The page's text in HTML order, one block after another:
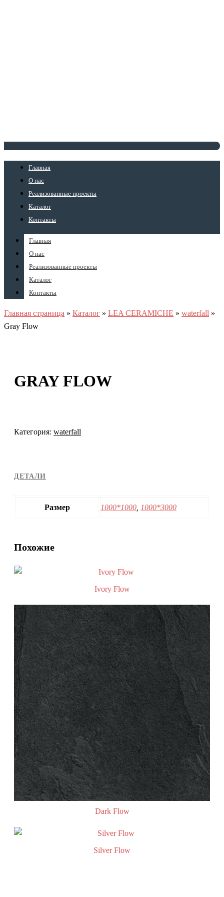
Главная
О нас
Реализованные проекты
Каталог
Контакты
Главная
О нас
Реализованные проекты
Каталог
Контакты
Главная страница » Каталог » LEA CERAMICHE » waterfall »
Gray Flow
GRAY FLOW
Категория: waterfall
ДЕТАЛИ
Размер 1000*1000 1000*3000
Похожие
Ivory Flow
Dark Flow
Silver Flow